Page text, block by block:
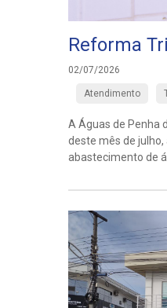
Reforma
02/07/2026
Atendimento
A Águas de Penha
deste mês de
abastecimento de